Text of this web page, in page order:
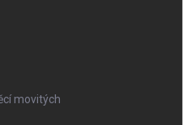
movitých